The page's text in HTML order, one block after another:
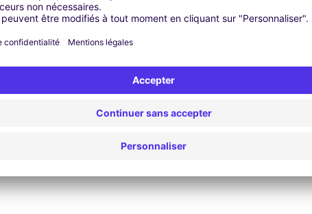
Assistance 24h/24 et 7j/7
Un problème sur la route ? Notre service
d'assistance est disponible à tout moment pour
vous garantir un voyage sans interruption.